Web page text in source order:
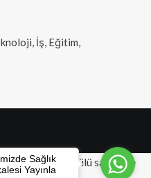
İş, Eğitim,
nakliyat - Akülü sandalye
Sağlık
Yayınla